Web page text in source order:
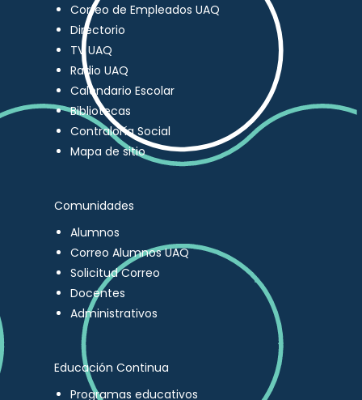
Correo de Empleados UAQ
Directorio
TV UAQ
Radio UAQ
Calendario Escolar
Bibliotecas
Contraloría Social
Mapa de sitio
Comunidades
Alumnos
Correo Alumnos UAQ
Solicitud Correo
Docentes
Administrativos
Educación Continua
Programas educativos